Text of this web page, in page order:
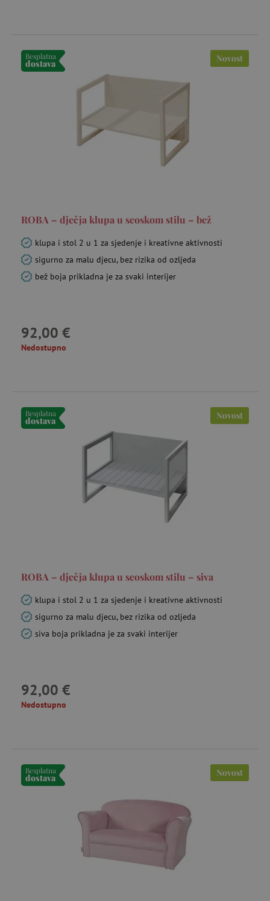
Besplatna
dostava Novost
ROBA – dječja klupa u seoskom stilu – bež
klupa i stol 2 u 1 za sjedenje i kreativne aktivnosti
sigurno za malu djecu, bez rizika od ozljeda
bež boja prikladna je za svaki interijer
92,00 €
Nedostupno
Besplatna
dostava Novost
ROBA – dječja klupa u seoskom stilu – siva
klupa i stol 2 u 1 za sjedenje i kreativne aktivnosti
sigurno za malu djecu, bez rizika od ozljeda
siva boja prikladna je za svaki interijer
92,00 €
Nedostupno
Besplatna
dostava Novost